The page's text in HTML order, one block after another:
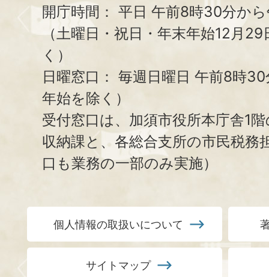
開庁時間： 平日 午前8時30分か
（土曜日・祝日・年末年始12月
く）
日曜窓口： 毎週日曜日 午前8時
年始を除く）
受付窓口は、加須市役所本庁舎1
収納課と、 各総合支所の市民税務
口も業務の一部のみ実施）
個人情報の取扱いについて
サイトマップ